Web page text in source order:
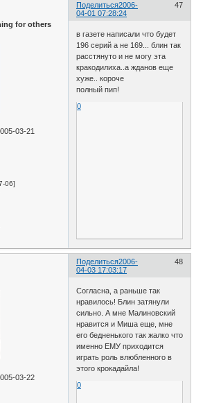
Поделиться 47
2006-
04-01 07:28:24
for others
03-21
06]
в газете написали что будет
196 серий а не 169... блин так
расстянуто и не могу эта
кракодилиха..а жданов еще
хуже.. короче
полный пип!
0
Поделиться 48
2006-
04-03 17:03:17
03-22
Согласна, а раньше так
нравилось! Блин затянули
сильно. А мне Малиновский
нравится и Миша еще, мне
его бедненького так жалко что
именно ЕМУ приходится
играть роль влюбленного в
этого крокадайла!
0